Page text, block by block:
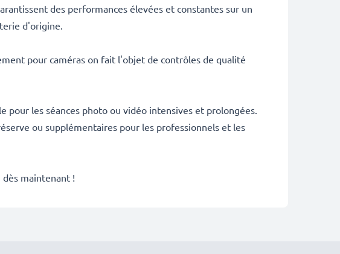
des performances élevées et constantes sur un
d'origine.
pour caméras on fait l'objet de contrôles de qualité
les séances photo ou vidéo intensives et prolongées.
ou supplémentaires pour les professionnels et les
dès maintenant !